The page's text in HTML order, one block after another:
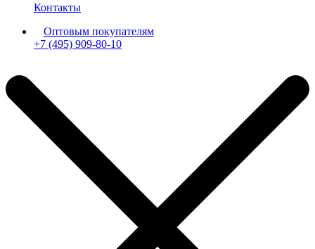
Контакты
Оптовым покупателям
+7 (495) 909-80-10